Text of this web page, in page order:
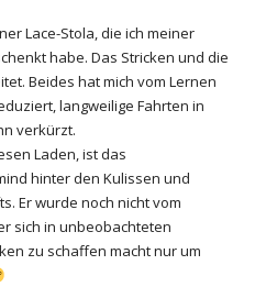
Lace-Stola, die ich meiner
habe. Das Stricken und die
Beides hat mich vom Lernen
langweilige Fahrten in
verkürzt.
Laden, ist das
hinter den Kulissen und
Er wurde noch nicht vom
sich in unbeobachteten
zu schaffen macht nur um